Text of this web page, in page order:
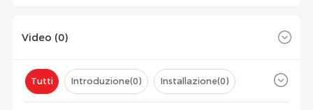
Video (0)
Tutti Introduzione(0) Installazione(0)